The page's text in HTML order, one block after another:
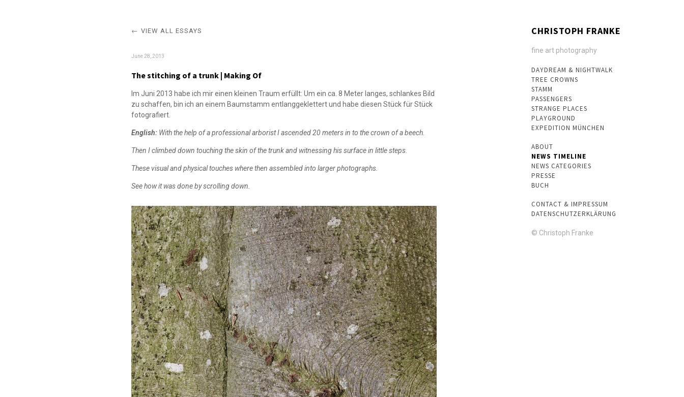
CHRISTOPH FRANKE
fine art photography
DAYDREAM & NIGHTWALK
TREE CROWNS
STAMM
PASSENGERS
STRANGE PLACES
PLAYGROUND
EXPEDITION MÜNCHEN
ABOUT
NEWS TIMELINE
NEWS CATEGORIES
PRESSE
BUCH
CONTACT & IMPRESSUM
DATENSCHUTZERKLÄRUNG
© Christoph Franke
VIEW ALL ESSAYS
June 28, 2013
The stitching of a trunk | Making Of
Im Juni 2013 habe ich mir einen kleinen Traum erfüllt: Um ein ca. 8 Meter langes, schlankes Bild
zu schaffen, bin ich an einem Baumstamm entlanggeklettert und habe diesen Stück für Stück
fotografiert.
English: With the help of a professional arborist I ascended 20 meters in to the crown of a beech.
Then I climbed down touching the skin of the trunk and witnessing his surface in little steps.
These visual and physical touches where then assembled into larger photographs.
See how it was done by scrolling down.